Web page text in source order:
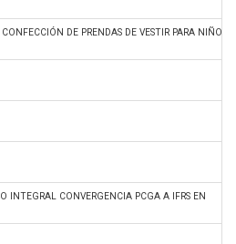
DE PRENDAS DE VESTIR PARA
INTEGRAL CONVERGENCIA PCGA A IFRS EN